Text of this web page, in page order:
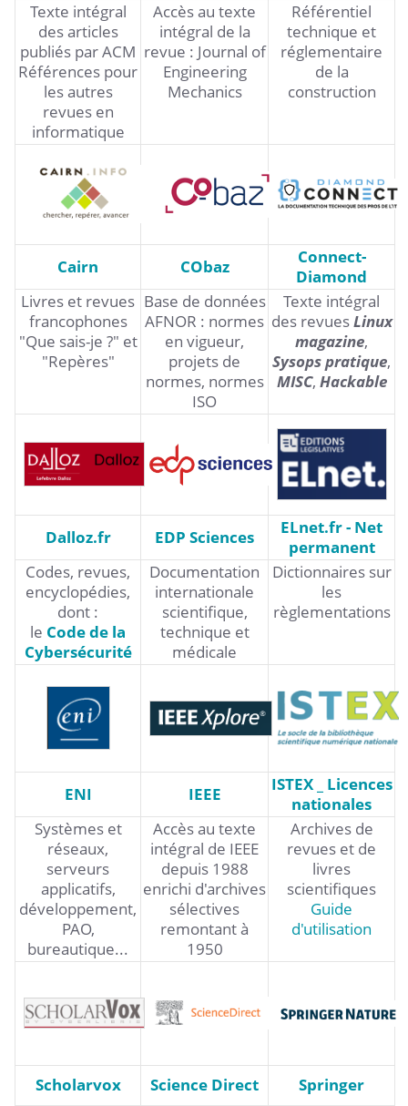
Texte intégral
des articles
publiés par ACM
Références pour
les autres
revues en
informatique
Accès au texte
intégral de la
revue : Journal of
Engineering
Mechanics
Référentiel
technique et
réglementaire
de la
construction
Cairn CObaz
Connect-
Diamond
Livres et revues
francophones
"Que sais-je ?" et
"Repères"
Base de données
AFNOR : normes
en vigueur,
projets de
normes, normes
ISO
Texte intégral
des revuesLinux
magazine,
Sysops pratique,
MISC, Hackable
Dalloz.fr EDP Sciences
ELnet.fr - Net
permanent
Codes, revues,
encyclopédies,
dont :
le Code de la
Cybersécurité
Documentation
internationale
scientifique,
technique et
médicale
Dictionnaires sur
les
règlementations
ENI IEEE
ISTEX _ Licences
nationales
Systèmes et
réseaux,
serveurs
applicatifs,
développement,
PAO,
bureautique...
Accès au texte
intégral de IEEE
depuis 1988
enrichi d'archives
sélectives
remontant à
1950
Archives de
revues et de
livres
scientifiques
Guide
d'utilisation
Scholarvox Science Direct
Springer